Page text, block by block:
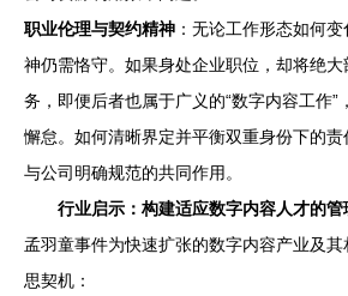
职业伦理与契约精神 ：无论工作形态如何
神仍需恪守。如果身处企业职位，却将绝
务，即便后者也属于广义的“数字内容工作”
懈怠。如何清晰界定并平衡双重身份下的
与公司明确规范的共同作用。
行业启示：构建适应数字内容人才的管
孟羽童事件为快速扩张的数字内容产业及
思契机：